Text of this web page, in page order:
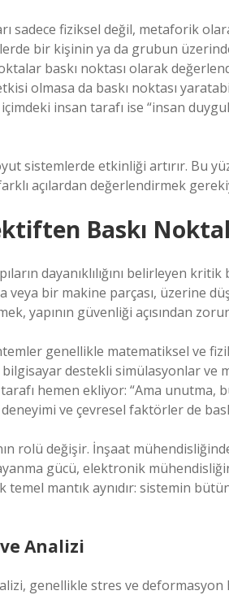
sadece fiziksel değil, metaforik
bir kişinin ya da grubun
baskı noktası olarak
olmasa da baskı noktası
insan tarafı ise “insan
sistemlerde etkinliği artırır. Bu
açılardan değerlendirmek
Baskı
dayanıklılığını belirleyen
bir makine parçası, üzerine
yapının güvenliği açısından
genellikle matematiksel ve
destekli simülasyonlar ve
hemen ekliyor: “Ama unutma,
ve çevresel faktörler de
rolü değişir. İnşaat
gücü, elektronik
temel mantık aynıdır: sistemin
Analizi
genellikle stres ve